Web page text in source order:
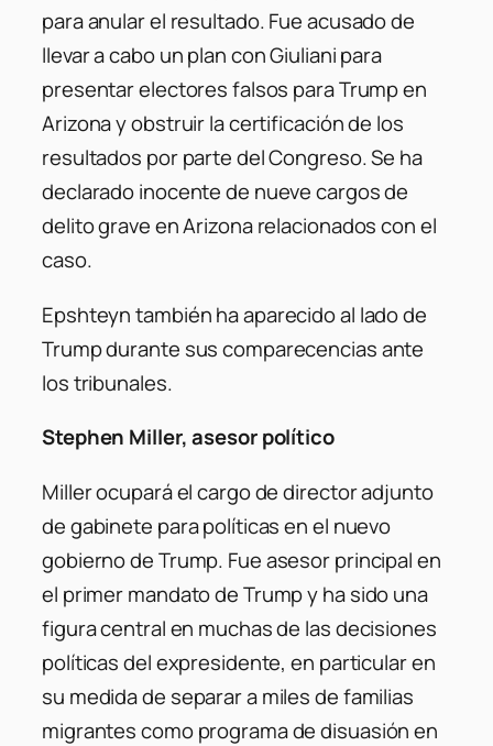
para anular el resultado. Fue acusado de
llevar a cabo un plan con Giuliani para
presentar electores falsos para Trump en
Arizona y obstruir la certificación de los
resultados por parte del Congreso. Se ha
declarado inocente de nueve cargos de
delito grave en Arizona relacionados con el
caso.
Epshteyn también ha aparecido al lado de
Trump durante sus comparecencias ante
los tribunales.
Stephen Miller, asesor político
Miller ocupará el cargo de director adjunto
de gabinete para políticas en el nuevo
gobierno de Trump. Fue asesor principal en
el primer mandato de Trump y ha sido una
figura central en muchas de las decisiones
políticas del expresidente, en particular en
su medida de separar a miles de familias
migrantes como programa de disuasión en